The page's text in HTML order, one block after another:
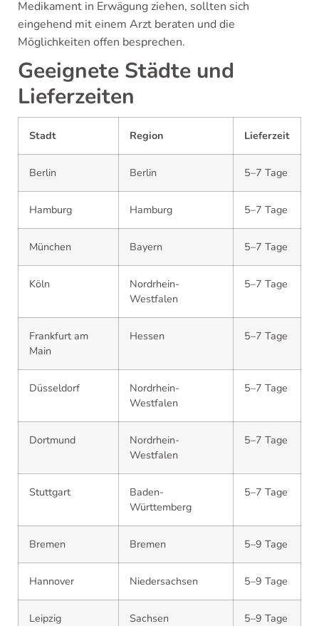
Medikament in Erwägung ziehen, sollten sich
eingehend mit einem Arzt beraten und die
Möglichkeiten offen besprechen.
Geeignete Städte und
Lieferzeiten
Stadt Region Lieferzeit
Berlin Berlin 5–7 Tage
Hamburg Hamburg 5–7 Tage
München Bayern 5–7 Tage
Köln
Nordrhein-
Westfalen
5–7 Tage
Frankfurt am
Main
Hessen 5–7 Tage
Düsseldorf
Nordrhein-
Westfalen
5–7 Tage
Dortmund
Nordrhein-
Westfalen
5–7 Tage
Stuttgart
Baden-
Württemberg
5–7 Tage
Bremen Bremen 5–9 Tage
Hannover Niedersachsen 5–9 Tage
Leipzig Sachsen 5–9 Tage